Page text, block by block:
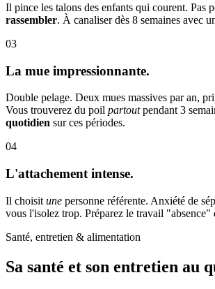
Il pince les talons des enfants qui courent.
rassembler. À canaliser dès 8 semaines avec
03
La mue impressionnante.
Double pelage. Deux mues massives par an,
Vous trouverez du poil partoutpendant 3
quotidien sur ces périodes.
04
L'attachement intense.
Il choisit une personne référente. Anxiété de
vous l'isolez trop. Préparez le travail "absence"
Santé, entretien & alimentation
Sa santé et son entretien au